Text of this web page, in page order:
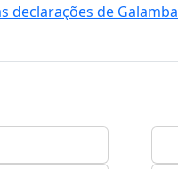
declarações de Galamba